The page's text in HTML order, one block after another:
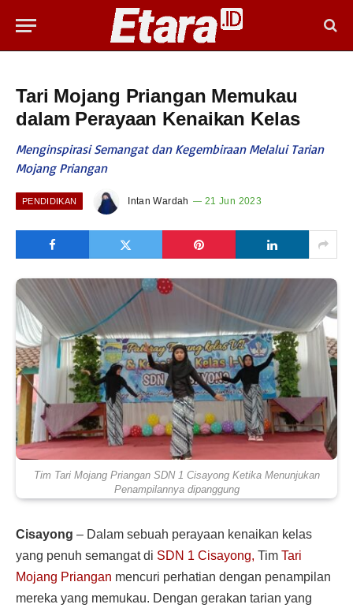
Tari Mojang Priangan Memukau
dalam Perayaan Kenaikan Kelas
Menginspirasi Semangat dan Kegembiraan Melalui Tarian
Mojang Priangan
PENDIDIKAN Intan Wardah 21 Jun 2023
Tim Tari Mojang Priangan SDN 1 Cisayong Ketika Menunjukan
Penampilannya dipanggung
Cisayong – Dalam sebuah perayaan kenaikan kelas
yang penuh semangat di SDN 1 Cisayong, Tim Tari
Mojang Priangan mencuri perhatian dengan penampilan
mereka yang memukau. Dengan gerakan tarian yang